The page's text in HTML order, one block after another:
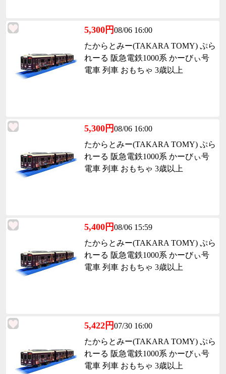
5,300円08/06 16:00
たからとみー(TAKARA TOMY) ぷら
れーる 阪急電鉄1000系 かーびぃ号
電車 列車 おもちゃ 3歳以上
5,300円08/06 16:00
たからとみー(TAKARA TOMY) ぷら
れーる 阪急電鉄1000系 かーびぃ号
電車 列車 おもちゃ 3歳以上
5,400円08/06 15:59
たからとみー(TAKARA TOMY) ぷら
れーる 阪急電鉄1000系 かーびぃ号
電車 列車 おもちゃ 3歳以上
5,422円07/30 16:00
たからとみー(TAKARA TOMY) ぷら
れーる 阪急電鉄1000系 かーびぃ号
電車 列車 おもちゃ 3歳以上